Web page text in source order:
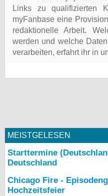
Links zu qualifizierten
myFanbase eine
redaktionelle Arbeit.
werden und welche
verarbeiten, erfahrt ihr in
MEISTGELESEN
Starttermine
Deutschland
Chicago Fire -
Hochzeitsfeier